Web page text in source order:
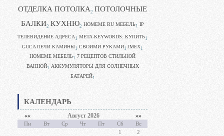
ОТДЕЛКА ПОТОЛКА2 ПОТОЛОЧНЫЕ
БАЛКИ2 КУХНЮ2 HOMEME RU МЕБЕЛЬ1 IP
ТЕЛЕВИДЕНИЕ АДРЕСА 1 META-KEYWORDS: КУПИТЬ1
GUCA ПЕЧИ КАМИНЫ1 CВОИМИ РУКАМИ1 IMEX1
HOMEME МЕБЕЛЬ1 7 РЕЦЕПТОВ СТИЛЬНОЙ
ВАННОЙ1 АККУМУЛЯТОРЫ ДЛЯ СОЛНЕЧНЫХ
БАТАРЕЙ1
КАЛЕНДАРЬ
«« Август 2026 »»
Пн Вт Ср Чт Пт Сб
Вс
1
2